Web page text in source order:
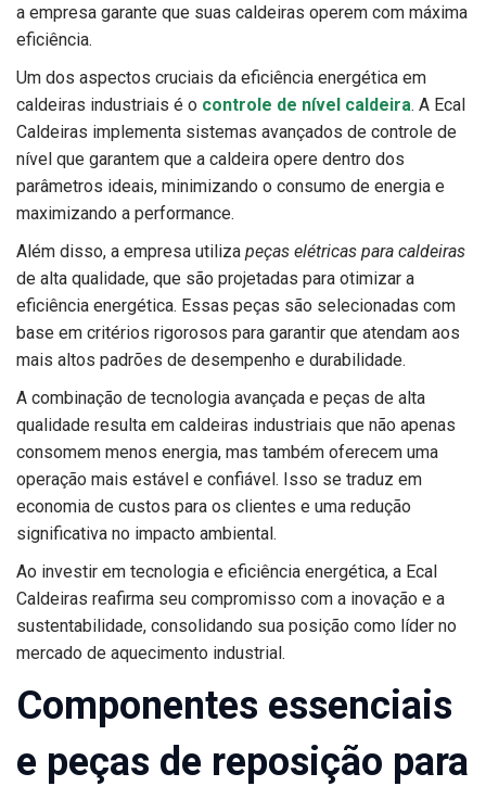
a empresa garante que suas caldeiras operem com máxima
eficiência.
Um dos aspectos cruciais da eficiência energética em
caldeiras industriais é o controle de nível caldeira. A Ecal
Caldeiras implementa sistemas avançados de controle de
nível que garantem que a caldeira opere dentro dos
parâmetros ideais, minimizando o consumo de energia e
maximizando a performance.
Além disso, a empresa utiliza peças elétricas para caldeiras
de alta qualidade, que são projetadas para otimizar a
eficiência energética. Essas peças são selecionadas com
base em critérios rigorosos para garantir que atendam aos
mais altos padrões de desempenho e durabilidade.
A combinação de tecnologia avançada e peças de alta
qualidade resulta em caldeiras industriais que não apenas
consomem menos energia, mas também oferecem uma
operação mais estável e confiável. Isso se traduz em
economia de custos para os clientes e uma redução
significativa no impacto ambiental.
Ao investir em tecnologia e eficiência energética, a Ecal
Caldeiras reafirma seu compromisso com a inovação e a
sustentabilidade, consolidando sua posição como líder no
mercado de aquecimento industrial.
Componentes essenciais
e peças de reposição para